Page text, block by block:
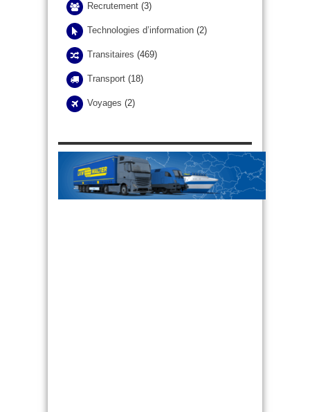
Recrutement (3)
Technologies d’information (2)
Transitaires (469)
Transport (18)
Voyages (2)